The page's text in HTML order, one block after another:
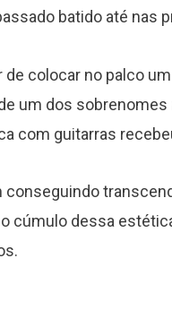
batido até nas
colocar no palco
um dos
com guitarras
cúmulo dessa